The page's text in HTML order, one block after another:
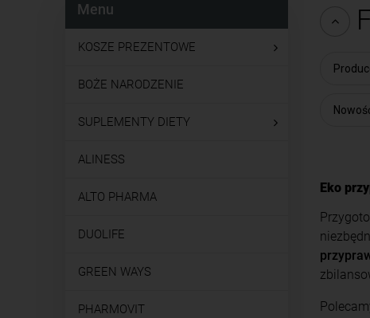
Menu
KOSZE PREZENTOWE
BOŻE NARODZENIE
SUPLEMENTY DIETY
ALINESS
ALTO PHARMA
DUOLIFE
GREEN WAYS
PHARMOVIT
Eko